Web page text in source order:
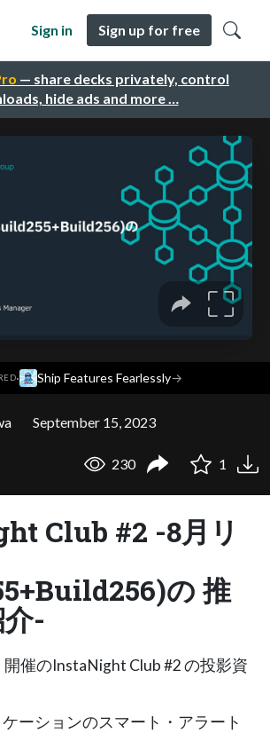
— share decks privately, control
hide ads and more …
Sign in Sign up for free
· Ship Features Fearlessly→
September 15, 2023
230 1
Club #2 -8月リ
の 推
-
催のInstaNight Club #2 の投影資
ーションのスマート・アラート